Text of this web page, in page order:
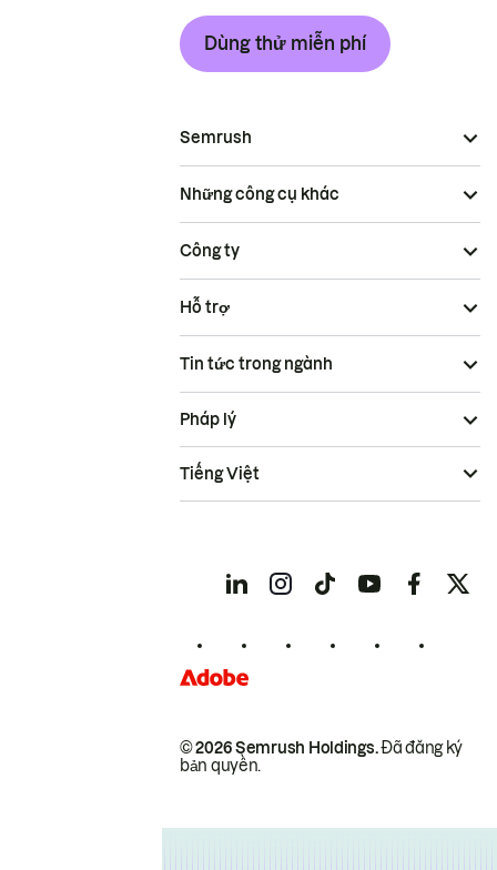
Dùng thử miễn phí
Semrush
Những công cụ khác
Công ty
Hỗ trợ
Tin tức trong ngành
© 2026 Semrush Holdings.Đã đăng ký
bản quyền.
Pháp lý
Tiếng Việt